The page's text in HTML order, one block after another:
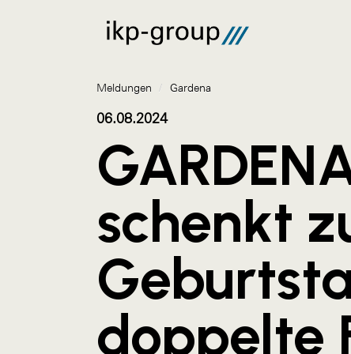
Meldungen / Gardena
06.08.2024
schenkt
doppelte